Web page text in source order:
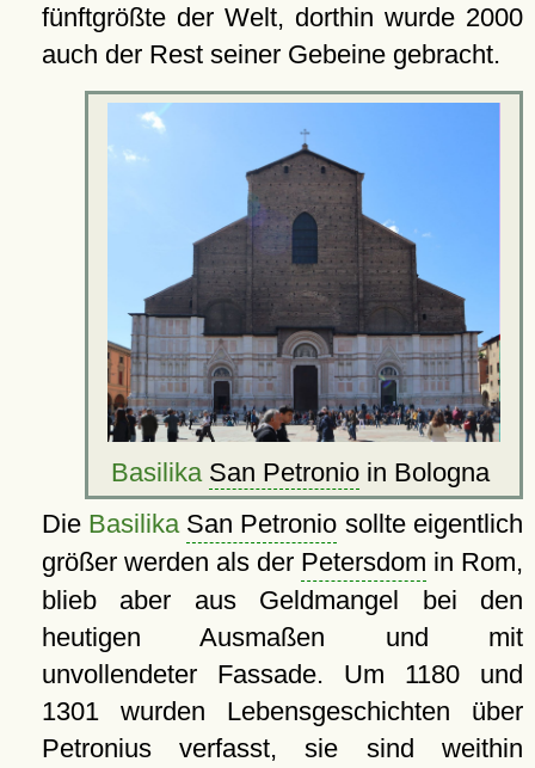
fünftgrößte der Welt, dorthin wurde 2000
auch der Rest seiner Gebeine gebracht.
Basilika San Petronio in Bologna
Die Basilika San Petronio sollte eigentlich
größer werden als der Petersdom in Rom,
blieb aber aus Geldmangel bei den
heutigen Ausmaßen und mit
unvollendeter Fassade. Um 1180 und
1301 wurden Lebensgeschichten über
Petronius verfasst, sie sind weithin